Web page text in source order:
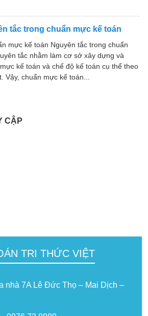
tắc trong chuẩn mực kế toán
mực kế toán Nguyên tắc trong chuẩn
tắc nhằm làm cơ sở xây dựng và
kế toán và chế độ kế toán cụ thể theo
Vậy, chuẩn mực kế toán...
CẬP
TRI THỨC VIỆT
nhà 7A Lê Đức Thọ – Mai Dịch –